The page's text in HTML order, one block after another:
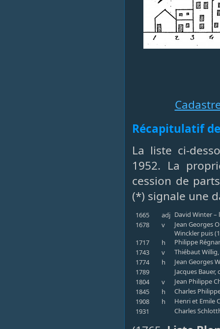
Récapitulatif
La liste ci-
1952. La
cession de
(*) signale une
1665 adj David Winter –
1678
v
Jean Georges
Winckler puis
1717
h
Philippe
1743
v
Thiébaut
1774
h
Jean Georges
1789
Jacques Bauer,
1804
v
Jean Philippe
1845
h
Charles
1908
h
Henri et Emile
1931
Charles